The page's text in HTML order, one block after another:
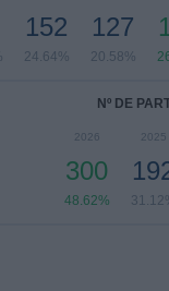
152
24.64%
127
20.58%
Nº DE
2026
300
48.62%
2025